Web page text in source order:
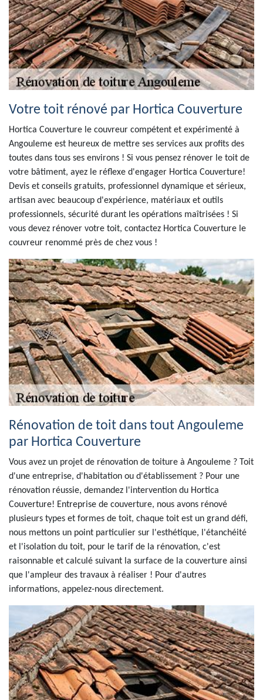
Votre toit rénové par Hortica Couverture
Hortica Couverture le couvreur compétent et expérimenté à
Angouleme est heureux de mettre ses services aux profits des
toutes dans tous ses environs ! Si vous pensez rénover le toit de
votre bâtiment, ayez le réflexe d'engager Hortica Couverture!
Devis et conseils gratuits, professionnel dynamique et sérieux,
artisan avec beaucoup d'expérience, matériaux et outils
professionnels, sécurité durant les opérations maîtrisées ! Si
vous devez rénover votre toit, contactez Hortica Couverture le
couvreur renommé près de chez vous !
Rénovation de toit dans tout Angouleme
par Hortica Couverture
Vous avez un projet de rénovation de toiture à Angouleme ? Toit
d'une entreprise, d'habitation ou d'établissement ? Pour une
rénovation réussie, demandez l'intervention du Hortica
Couverture! Entreprise de couverture, nous avons rénové
plusieurs types et formes de toit, chaque toit est un grand défi,
nous mettons un point particulier sur l'esthétique, l'étanchéité
et l'isolation du toit, pour le tarif de la rénovation, c'est
raisonnable et calculé suivant la surface de la couverture ainsi
que l'ampleur des travaux à réaliser ! Pour d'autres
informations, appelez-nous directement.